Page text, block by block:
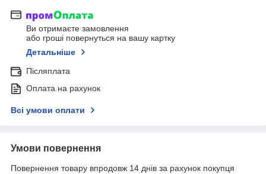
Ви отримаєте замовлення
або гроші повернуться на вашу картку
Детальніше
Післяплата
Оплата на рахунок
Всі умови оплати
Умови повернення
Повернення товару впродовж 14 днів за рахунок покупця